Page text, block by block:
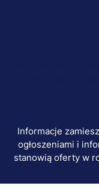
Informacje
ogłoszeniami i
stanowią oferty w